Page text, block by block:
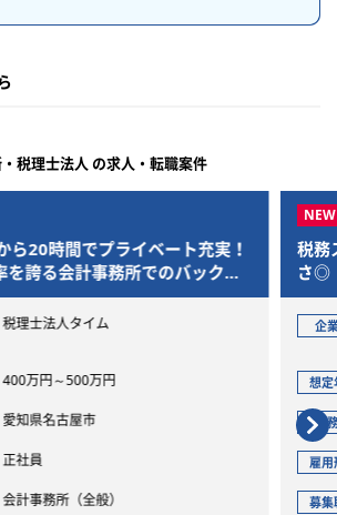
税理士法人 の求人・転職案件
ら20時間でプライベート充実！
を誇る会計事務所でのバックオ
税理士法人タイム
400万円～500万円
愛知県名古屋市
正社員
会計事務所（全般）
税務
さ◎
企
想定
勤
雇用
募集